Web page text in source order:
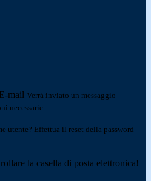
E-mail Verrà inviato un messaggio
necessarie.
utente? Effettua il reset della password
la casella di posta elettronica!